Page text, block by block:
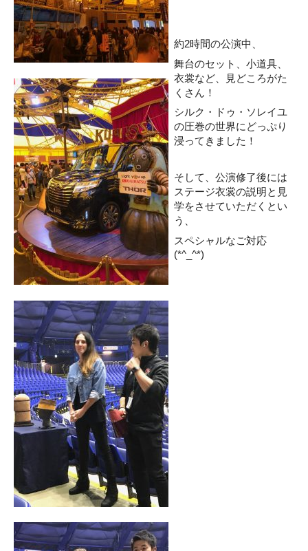
約2時間の公演中、
舞台のセット、小道具、
衣裳など、見どころがた
くさん！
シルク・ドゥ・ソレイユ
の圧巻の世界にどっぷり
浸ってきました！
そして、公演修了後には
ステージ衣裳の説明と見
学をさせていただくとい
う、
スペシャルなご対応
(*^_^*)